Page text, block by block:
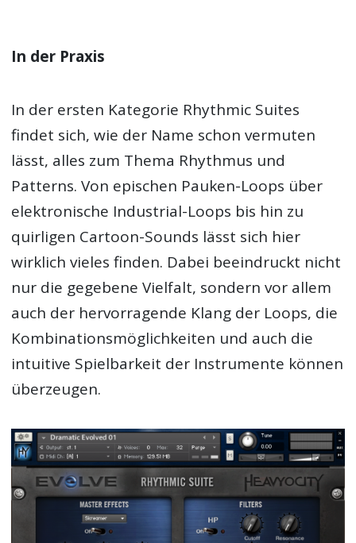
In der Praxis
In der ersten Kategorie Rhythmic Suites
findet sich, wie der Name schon vermuten
lässt, alles zum Thema Rhythmus und
Patterns. Von epischen Pauken-Loops über
elektronische Industrial-Loops bis hin zu
quirligen Cartoon-Sounds lässt sich hier
wirklich vieles finden. Dabei beeindruckt nicht
nur die gegebene Vielfalt, sondern vor allem
auch der hervorragende Klang der Loops, die
Kombinationsmöglichkeiten und auch die
intuitive Spielbarkeit der Instrumente können
überzeugen.